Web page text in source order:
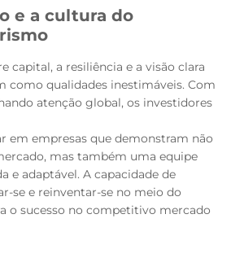
e a cultura do
capital, a resiliência e a visão clara
como qualidades inestimáveis. Com
atenção global, os investidores
em empresas que demonstram não
mas também uma equipe
e adaptável. A capacidade de
se e reinventar-se no meio do
o sucesso no competitivo mercado